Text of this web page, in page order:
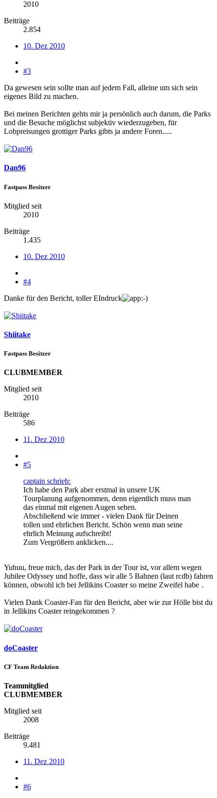
2010
Beiträge
2.854
10. Dez 2010
#3
Da gewesen sein sollte man auf jedem Fall, alleine um sich sein
eigenes Bild zu machen.
Bei meinen Berichten gehts mir ja persönlich auch darum, die Parks
und die Besuche möglichst subjektiv wiederzugeben, für
Lobpreisungen grottiger Parks gibts ja andere Foren.....
Dan96
Fastpass Besitzer
Mitglied seit
2010
Beiträge
1.435
10. Dez 2010
#4
Danke für den Bericht, toller EIndruck
Shiitake
Fastpass Besitzer
CLUBMEMBER
Mitglied seit
2010
Beiträge
586
11. Dez 2010
#5
captain schrieb:
Ich habe den Park aber erstmal in unsere UK
Tourplanung aufgenommen, denn eigentlich muss man
das einmal mit eigenen Augen sehen.
Abschließend wie immer - vielen Dank für Deinen
tollen und ehrlichen Bericht. Schön wenn man seine
ehrlich Meinung aufschreibt!
Zum Vergrößern anklicken....
Yuhuu, freue mich, das der Park in der Tour ist, vor allem wegen
Jubilee Odyssey und hoffe, dass wir alle 5 Bahnen (laut rcdb) fahren
können, obwohl ich bei Jellikins Coaster so meine Zweifel habe .
Vielen Dank Coaster-Fan für den Bericht, aber wie zur Hölle bist du
in Jellikins Coaster reingekommen ?
doCoaster
CF Team Redaktion
Teammitglied
CLUBMEMBER
Mitglied seit
2008
Beiträge
9.481
11. Dez 2010
#6